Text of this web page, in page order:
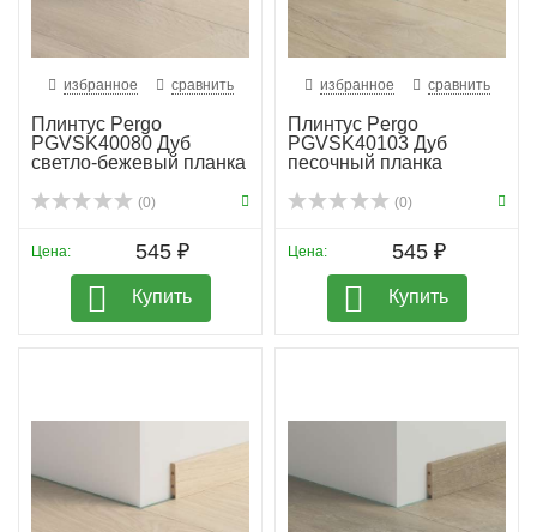
избранное сравнить
Плинтус Pergo
PGVSK40080 Дуб
светло-бежевый планка
(0)
Цена: 545 ₽
Купить
избранное сравнить
Плинтус Pergo
PGVSK40103 Дуб
песочный планка
(0)
Цена: 545 ₽
Купить